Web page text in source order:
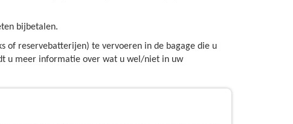
bijbetalen.
of reservebatterijen) te vervoeren in de bagage die u
u meer informatie over wat u wel/niet in uw